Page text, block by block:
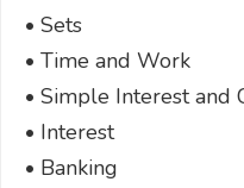
• Sets
• Time and Work
• Simple Interest and
• Interest
• Banking